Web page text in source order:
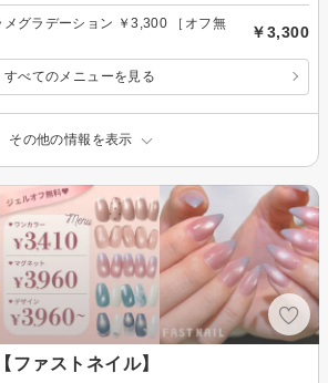
グラデーション ￥3,300 ［オフ無
￥3,300
すべてのメニューを見る
その他の情報を表示
ファストネイル】